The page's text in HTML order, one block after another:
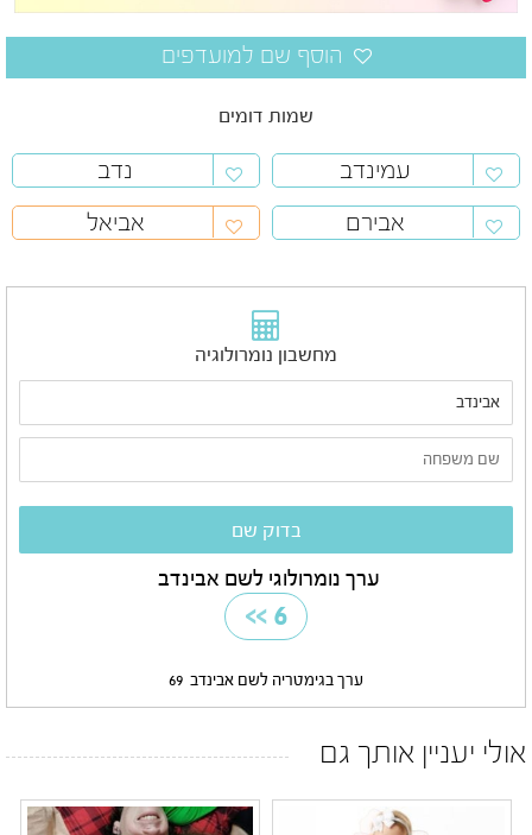
שמות דומים
עמינדב
נדב
אבירם
אביאל
מחשבון נומרולוגיה
ערך נומרולוגי לשם אבינדב
6
>>
ערך בגימטריה לשם אבינדב 69
אולי יעניין אותך גם